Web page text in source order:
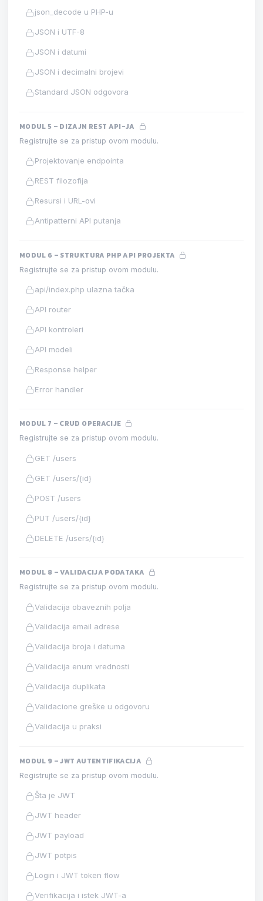
json_decode u PHP-u
JSON i UTF-8
JSON i datumi
JSON i decimalni brojevi
Standard JSON odgovora
MODUL 5 – DIZAJN REST API-JA
Registrujte se za pristup ovom modulu.
Projektovanje endpointa
REST filozofija
Resursi i URL-ovi
Antipatterni API putanja
MODUL 6 – STRUKTURA PHP API PROJEKTA
Registrujte se za pristup ovom modulu.
api/index.php ulazna tačka
API router
API kontroleri
API modeli
Response helper
Error handler
MODUL 7 – CRUD OPERACIJE
Registrujte se za pristup ovom modulu.
GET /users
GET /users/{id}
POST /users
PUT /users/{id}
DELETE /users/{id}
MODUL 8 – VALIDACIJA PODATAKA
Registrujte se za pristup ovom modulu.
Validacija obaveznih polja
Validacija email adrese
Validacija broja i datuma
Validacija enum vrednosti
Validacija duplikata
Validacione greške u odgovoru
Validacija u praksi
MODUL 9 – JWT AUTENTIFIKACIJA
Registrujte se za pristup ovom modulu.
Šta je JWT
JWT header
JWT payload
JWT potpis
Login i JWT token flow
Verifikacija i istek JWT-a